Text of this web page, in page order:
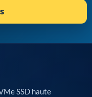
SSD haute